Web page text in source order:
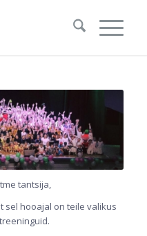
tantsija,
sel hooajal on teile valikus